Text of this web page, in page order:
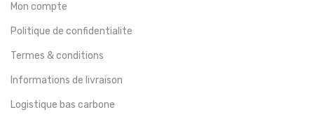
Mon compte
Politique de confidentialite
Termes & conditions
Informations de livraison
Logistique bas carbone